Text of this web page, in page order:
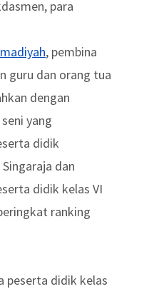
para
, pembina
guru dan orang tua
dengan
yang
didik
Singaraja dan
didik kelas VI
ranking
peserta didik kelas